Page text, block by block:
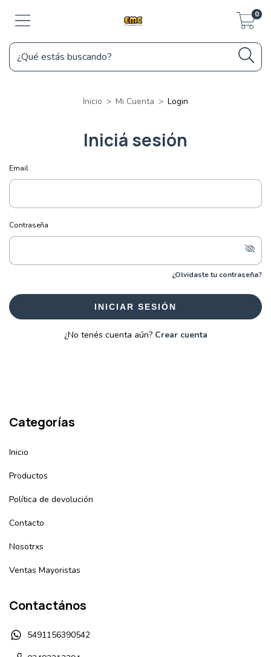
0
Inicio > Mi Cuenta > Login
Iniciá sesión
Email
Contraseña
¿Olvidaste tu contraseña?
INICIAR SESIÓN
¿No tenés cuenta aún? Crear cuenta
Categorías
Inicio
Productos
Política de devolución
Contacto
Nosotrxs
Ventas Mayoristas
Contactános
5491156390542